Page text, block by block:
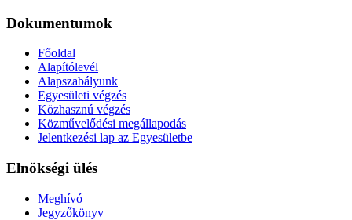
Dokumentumok
Főoldal
Alapítólevél
Alapszabályunk
Egyesületi végzés
Közhasznú végzés
Közművelődési megállapodás
Jelentkezési lap az Egyesületbe
Elnökségi ülés
Meghívó
Jegyzőkönyv